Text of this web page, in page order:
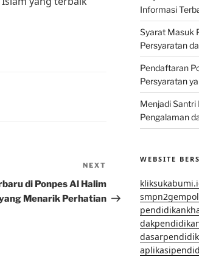
Post
NEXT
di Ponpes Al Halim
Menarik Perhatian
Informasi
Syarat Masuk
Persyaratan
Pendaftaran
Persyaratan
Menjadi Santri
Pengalaman
WEBSITE